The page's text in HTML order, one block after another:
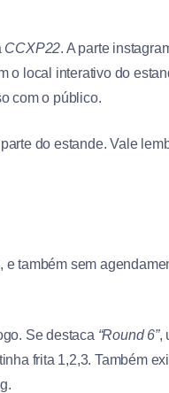
CCXP22. A parte
o local interativo do
com o público.
do estande. Vale
também sem
Se destaca “Round 6”,
frita 1,2,3. Também